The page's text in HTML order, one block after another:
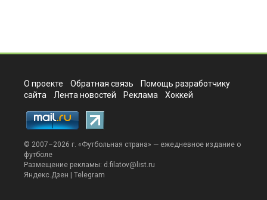
О проекте Обратная связь
Помощь разработчику
сайта
Лента новостей Реклама Хоккей
© 2007–2026 г. «Футбольная страна» — ежедневное издание о
футболе
Размещение рекламы: d.filatov@list.ru
Яндекс.Дзен
Telegram